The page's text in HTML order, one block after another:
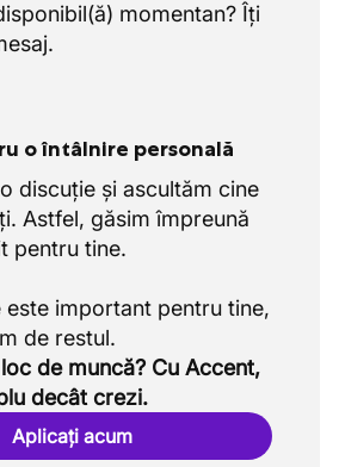
momentan? Îți
o întâlnire personală
discuție și ascultăm cine
Astfel, găsim împreună
pentru tine.
este important pentru tine,
de muncă? Cu Accent,
decât crezi.
Aplicați acum